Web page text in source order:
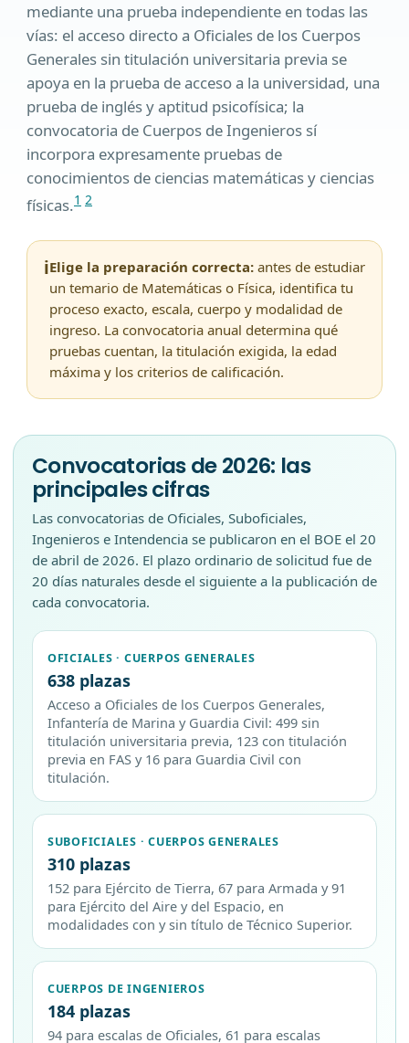
mediante una prueba independiente en todas las
vías: el acceso directo a Oficiales de los Cuerpos
Generales sin titulación universitaria previa se
apoya en la prueba de acceso a la universidad, una
prueba de inglés y aptitud psicofísica; la
convocatoria de Cuerpos de Ingenieros sí
incorpora expresamente pruebas de
conocimientos de ciencias matemáticas y ciencias
físicas.1 2
iElige la preparación correcta: antes de estudiar
un temario de Matemáticas o Física, identifica tu
proceso exacto, escala, cuerpo y modalidad de
ingreso. La convocatoria anual determina qué
pruebas cuentan, la titulación exigida, la edad
máxima y los criterios de calificación.
Convocatorias de 2026: las
principales cifras
Las convocatorias de Oficiales, Suboficiales,
Ingenieros e Intendencia se publicaron en el BOE el 20
de abril de 2026. El plazo ordinario de solicitud fue de
20 días naturales desde el siguiente a la publicación de
cada convocatoria.
OFICIALES · CUERPOS GENERALES
638 plazas
Acceso a Oficiales de los Cuerpos Generales,
Infantería de Marina y Guardia Civil: 499 sin
titulación universitaria previa, 123 con titulación
previa en FAS y 16 para Guardia Civil con
titulación.
SUBOFICIALES · CUERPOS GENERALES
310 plazas
152 para Ejército de Tierra, 67 para Armada y 91
para Ejército del Aire y del Espacio, en
modalidades con y sin título de Técnico Superior.
CUERPOS DE INGENIEROS
184 plazas
94 para escalas de Oficiales, 61 para escalas